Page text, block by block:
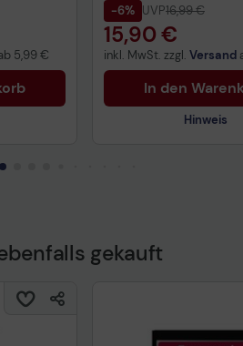
5,99 €
-6% UVP16,99 €
15,90 €
inkl. MwSt. zzgl. Versand
In den
Hinweis
Technisches
gekauft